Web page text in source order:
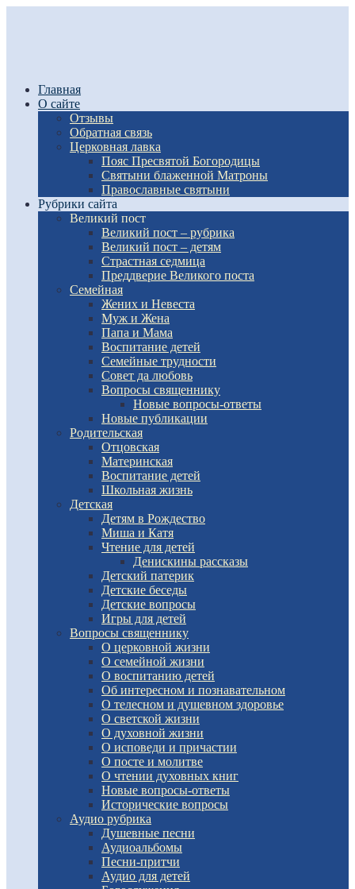
Главная
О сайте
Отзывы
Обратная связь
Церковная лавка
Пояс Пресвятой Богородицы
Святыни блаженной Матроны
Православные святыни
Рубрики сайта
Великий пост
Великий пост – рубрика
Великий пост – детям
Страстная седмица
Преддверие Великого поста
Семейная
Жених и Невеста
Муж и Жена
Папа и Мама
Воспитание детей
Семейные трудности
Совет да любовь
Вопросы священнику
Новые вопросы-ответы
Новые публикации
Родительская
Отцовская
Материнская
Воспитание детей
Школьная жизнь
Детская
Детям в Рождество
Миша и Катя
Чтение для детей
Денискины рассказы
Детский патерик
Детские беседы
Детские вопросы
Игры для детей
Вопросы священнику
О церковной жизни
О семейной жизни
О воспитанию детей
Об интересном и познавательном
О телесном и душевном здоровье
О светской жизни
О духовной жизни
О исповеди и причастии
О посте и молитве
О чтении духовных книг
Новые вопросы-ответы
Исторические вопросы
Аудио рубрика
Душевные песни
Аудиоальбомы
Песни-притчи
Аудио для детей